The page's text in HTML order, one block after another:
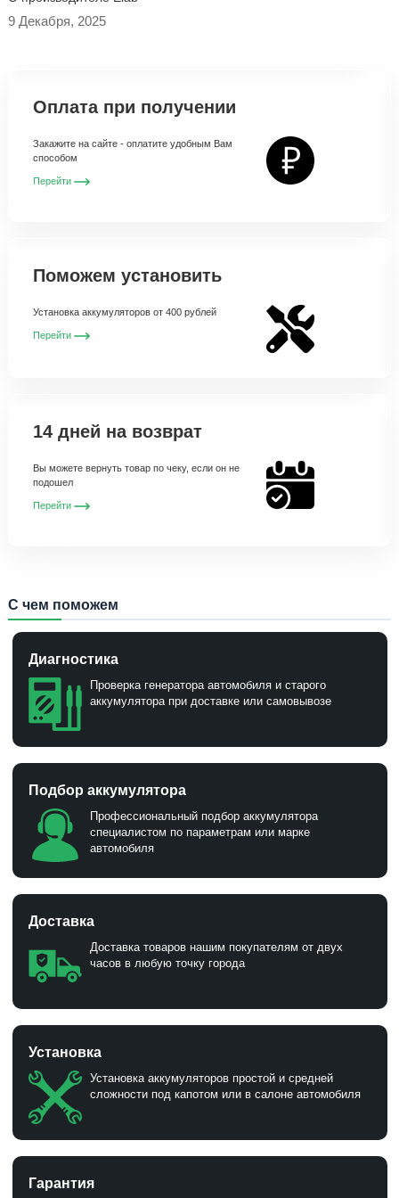
9 Декабря, 2025
Оплата при получении
Закажите на сайте - оплатите удобным Вам
способом
Перейти
Поможем установить
Установка аккумуляторов от 400 рублей
Перейти
14 дней на возврат
Вы можете вернуть товар по чеку, если он не
подошел
Перейти
С чем поможем
Диагностика
Проверка генератора автомобиля и старого
аккумулятора при доставке или самовывозе
Подбор аккумулятора
Профессиональный подбор аккумулятора
специалистом по параметрам или марке
автомобиля
Доставка
Доставка товаров нашим покупателям от двух
часов в любую точку города
Установка
Установка аккумуляторов простой и средней
сложности под капотом или в салоне автомобиля
Гарантия